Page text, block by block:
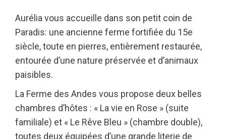
Aurélia vous accueille dans son petit coin de
Paradis: une ancienne ferme fortifiée du 15e
siècle, toute en pierres, entièrement restaurée,
entourée d’une nature préservée et d’animaux
paisibles.
La Ferme des Andes vous propose deux belles
chambres d’hôtes : « La vie en Rose » (suite
familiale) et « Le Rêve Bleu » (chambre double),
toutes deux équipées d’une grande literie de